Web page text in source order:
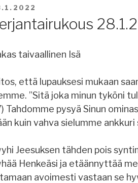
taivaallinen Isä
että lupauksesi mukaan
”Sitä joka minun tyköni
Tahdomme pysyä Sinun
kuin vahva sielumme ankkuri
Jeesuksen tähden pois
Henkeäsi ja etäännyttää
avoimesti vastaan se